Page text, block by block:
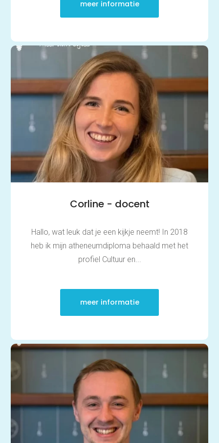
meer informatie
Corline - docent
Hallo, wat leuk dat je een kijkje neemt! In 2018
heb ik mijn atheneumdiploma behaald met het
profiel Cultuur en...
meer informatie